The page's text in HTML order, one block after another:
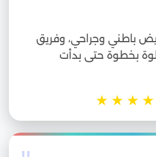
باطني وجراحي، وفريق
بخطوة حتى بدأت
★
★
★
★